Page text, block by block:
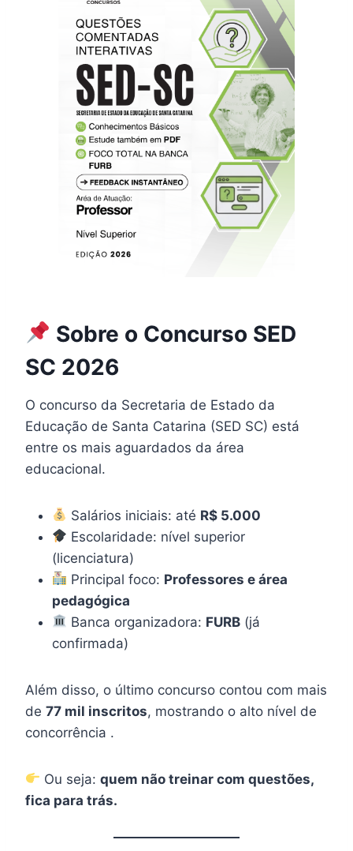
Sobre o Concurso SED
SC 2026
O concurso da Secretaria de Estado da
Educação de Santa Catarina (SED SC) está
entre os mais aguardados da área
educacional.
Salários iniciais: até R$ 5.000
Escolaridade: nível superior
(licenciatura)
Principal foco: Professores e área
pedagógica
Banca organizadora: FURB (já
confirmada)
Além disso, o último concurso contou com mais
de 77 mil inscritos, mostrando o alto nível de
concorrência .
Ou seja:quem não treinar com questões,
fica para trás.